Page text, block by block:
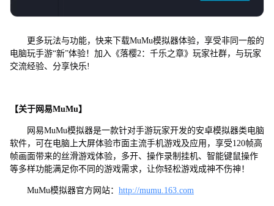
更多玩法与功能，快来下载MuMu模拟器体验，享受非同一般的
电脑玩手游“新”体验！加入《落樱2：千乐之章》玩家社群，与玩家
交流经验、分享快乐!
【关于网易MuMu】
网易MuMu模拟器是一款针对手游玩家开发的安卓模拟器类电脑
软件，可在电脑上大屏体验市面主流手机游戏及应用，享受120帧高
帧画面带来的丝滑游戏体验，多开、操作录制挂机、智能键鼠操作
等多样功能满足你不同的游戏需求，让你轻松游戏成神不伤神！
MuMu模拟器官方网站： http://mumu.163.com